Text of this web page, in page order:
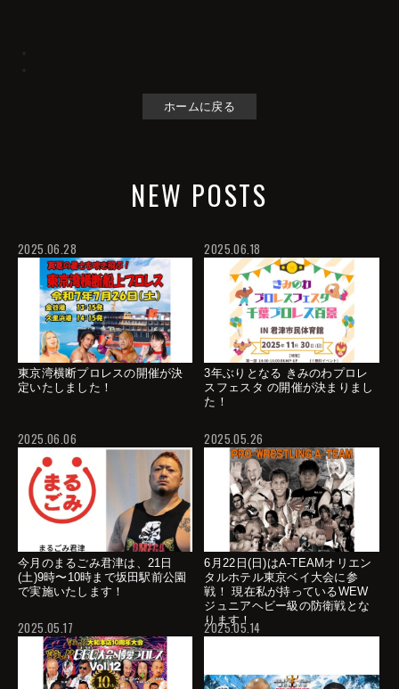
ホームに戻る
NEW POSTS
2025.06.28
東京湾横断プロレスの開催が決
定いたしました！
2025.06.18
3年ぶりとなる きみのわプロレ
スフェスタ の開催が決まりまし
た！
2025.06.06
今月のまるごみ君津は、21日
(土)9時〜10時まで坂田駅前公園
で実施いたします！
2025.05.26
6月22日(日)はA-TEAMオリエン
タルホテル東京ベイ大会に参
戦！ 現在私が持っているWEW
ジュニアヘビー級の防衛戦とな
ります！
2025.05.17 2025.05.14